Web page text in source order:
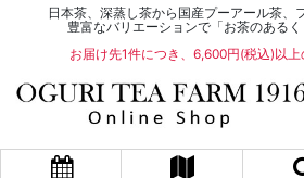
日本茶、深蒸し茶から国産プーアール茶、
豊富なバリエーションで「お茶のあるく
お届け先1件につき、6,600円(税込)以